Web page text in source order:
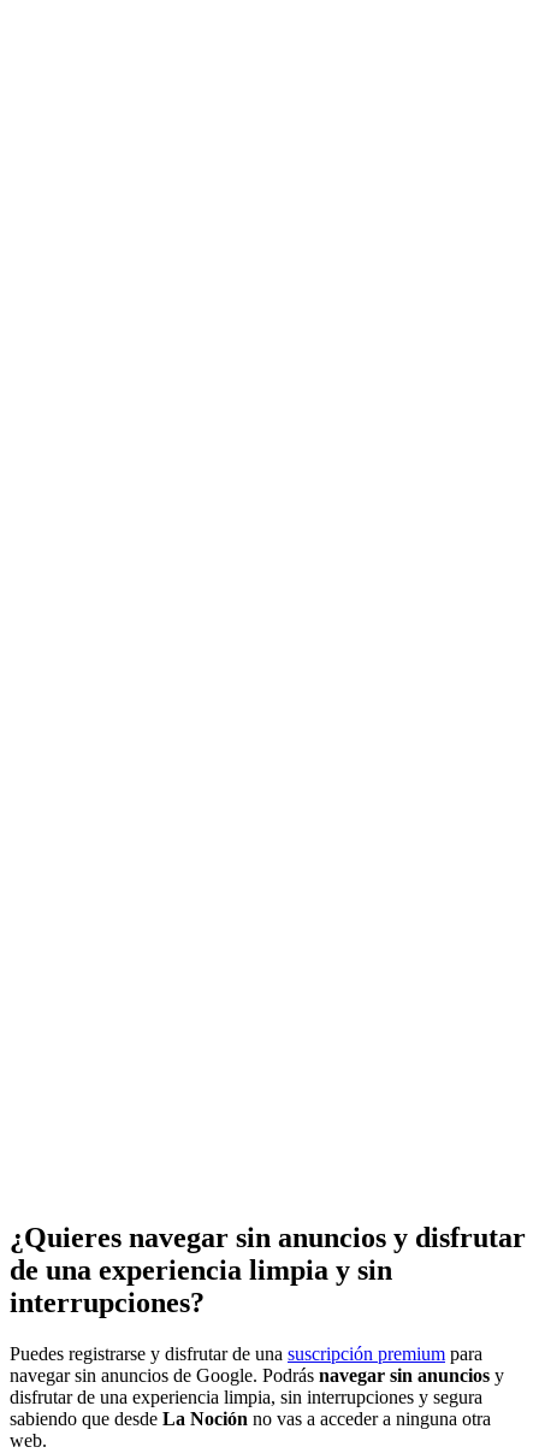
¿Quieres navegar sin anuncios y disfrutar
de una experiencia limpia y sin
interrupciones?
Puedes registrarse y disfrutar de una suscripción premium para
navegar sin anuncios de Google. Podrás navegar sin anuncios y
disfrutar de una experiencia limpia, sin interrupciones y segura
sabiendo que desde La Noción no vas a acceder a ninguna otra
web.